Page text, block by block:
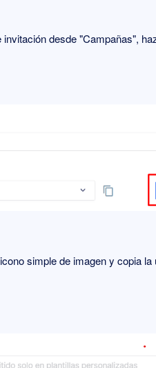
desde "Campañas",
simple de imagen y copia